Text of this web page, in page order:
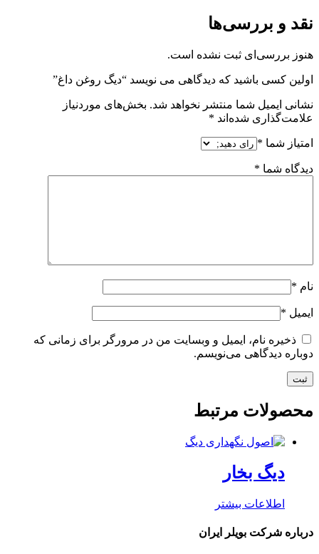
نقد و بررسی‌ها
هنوز بررسی‌ای ثبت نشده است.
اولین کسی باشید که دیدگاهی می نویسد “دیگ روغن داغ”
نشانی ایمیل شما منتشر نخواهد شد. بخش‌های موردنیاز
علامت‌گذاری شده‌اند *
امتیاز شما *
دیدگاه شما *
نام *
ایمیل *
ذخیره نام، ایمیل و وبسایت من در مرورگر برای زمانی که
دوباره دیدگاهی می‌نویسم.
محصولات مرتبط
دیگ بخار
اطلاعات بیشتر
درباره شرکت بویلر ایران